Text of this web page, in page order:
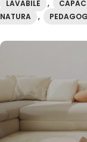
LAVABILE ,
NATURA
,